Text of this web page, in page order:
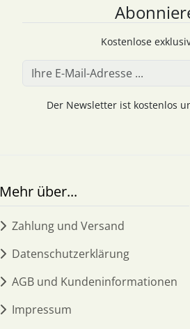
Kostenlose
Der Newsletter ist kostenlos
Mehr über...
Zahlung und Versand
Datenschutzerklärung
AGB und Kundeninformationen
Impressum